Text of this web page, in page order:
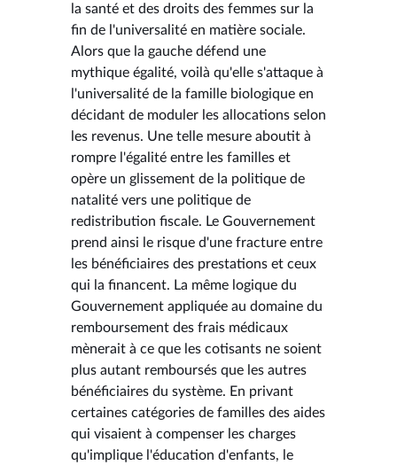
la santé et des droits des femmes sur la
fin de l'universalité en matière sociale.
Alors que la gauche défend une
mythique égalité, voilà qu'elle s'attaque à
l'universalité de la famille biologique en
décidant de moduler les allocations selon
les revenus. Une telle mesure aboutit à
rompre l'égalité entre les familles et
opère un glissement de la politique de
natalité vers une politique de
redistribution fiscale. Le Gouvernement
prend ainsi le risque d'une fracture entre
les bénéficiaires des prestations et ceux
qui la financent. La même logique du
Gouvernement appliquée au domaine du
remboursement des frais médicaux
mènerait à ce que les cotisants ne soient
plus autant remboursés que les autres
bénéficiaires du système. En privant
certaines catégories de familles des aides
qui visaient à compenser les charges
qu'implique l'éducation d'enfants, le